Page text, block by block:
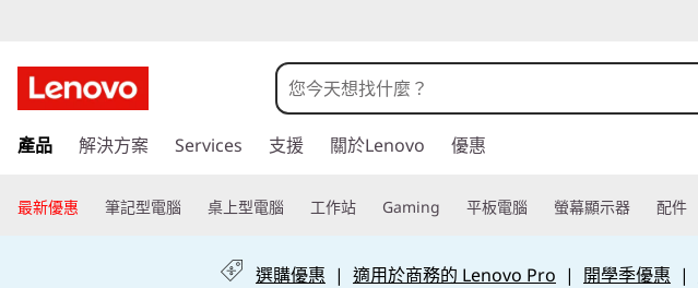
腦
滑
|
至
要
產品 解決方案 Services 支援 關於Lenovo 優惠
最新優惠 筆記型電腦 桌上型電腦 工作站 Gaming 平板電腦 螢幕顯示器 配件
選購優惠 | 適用於商務的 Lenovo Pro | 開學季優惠 |